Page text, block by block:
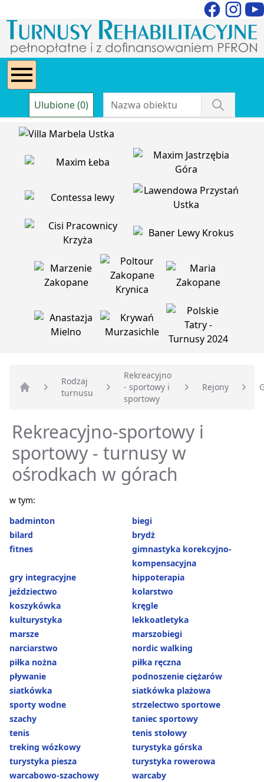
Ulubione (0)
Strona główna
Rodzaj
turnusu
Rekreacyjno
- sportowy i
sportowy
Rejony
Rekreacyjno-sportowy i
sportowy - turnusy w
ośrodkach w górach
w tym:
badminton
biegi
bilard
brydż
fitnes
gimnastyka korekcyjno-
kompensacyjna
gry integracyjne
hippoterapia
jeździectwo
kolarstwo
koszykówka
kręgle
kulturystyka
lekkoatletyka
marsze
marszobiegi
narciarstwo
nordic walking
piłka nożna
piłka ręczna
pływanie
podnoszenie ciężarów
siatkówka
siatkówka plażowa
sporty wodne
strzelectwo sportowe
szachy
taniec sportowy
tenis
tenis stołowy
treking wózkowy
turystyka górska
turystyka piesza
turystyka rowerowa
warcabowo-szachowy
warcaby